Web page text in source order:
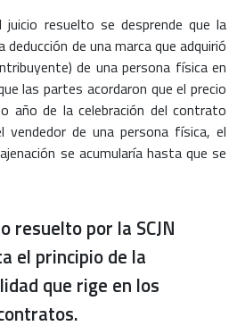
resuelto se desprende que la
de una marca que adquirió
de una persona física en
las partes acordaron que el precio
año de la celebración del contrato
de una persona física, el
se acumularía hasta que se
resuelto por la SCJN
el principio de la
que rige en los